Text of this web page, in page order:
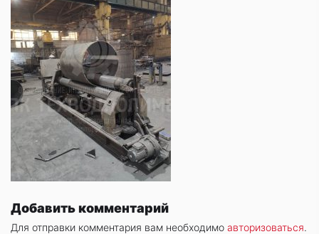
Добавить комментарий
Для отправки комментария вам необходимо авторизоваться.